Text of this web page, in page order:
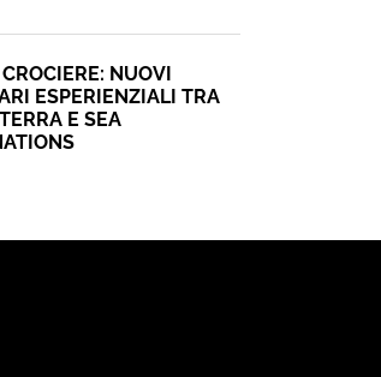
NUOVI
ESPERIENZIALI TRA
E SEA